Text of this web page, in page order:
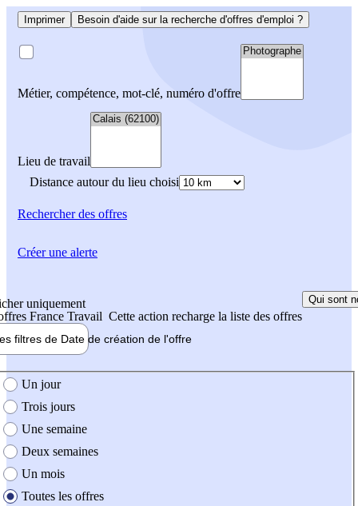
Imprimer Besoin d'aide sur la recherche d'offres d'emploi ?
Métier, compétence, mot-clé, numéro d'offre
Lieu de travail
Distance autour du lieu choisi
Rechercherdes offres
uniquement
France Travail Cette action recharge la liste des offres
Qui sont
filtres de Date de création de l'offre
création de l'offre
Un jour
Trois jours
Une semaine
Deux semaines
Un mois
Toutes les offres
Créer une alerte